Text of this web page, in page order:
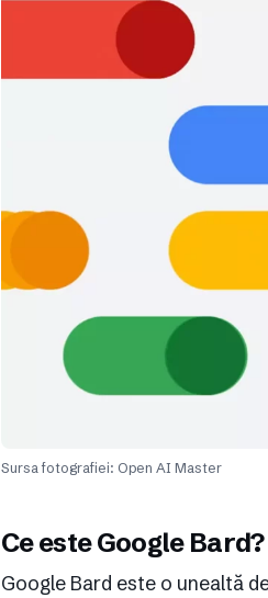
Sursa fotografiei: Open AI Master
Ce este Google Bard?
Google Bard este o unealtă